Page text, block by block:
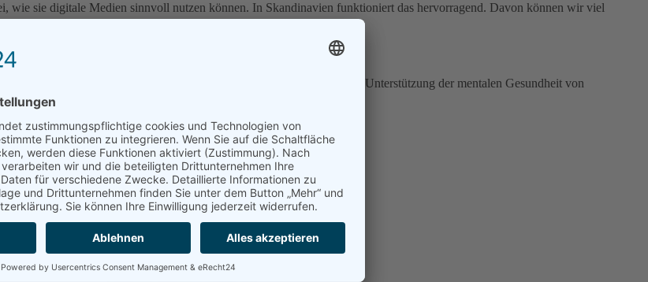
wie sie digitale Medien sinnvoll nutzen können. In Skandinavien funktioniert das hervorragend. Davon können wir viel
einheitliche Standards, moderne Lehrinhalte und eine umfassendere Unterstützung der mentalen Gesundheit von
im Stich zu lassen.
um den
laden!